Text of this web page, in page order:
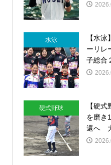
水泳
【水
ーリレ
子総合
硬式野球
【硬
を磨き
還へ